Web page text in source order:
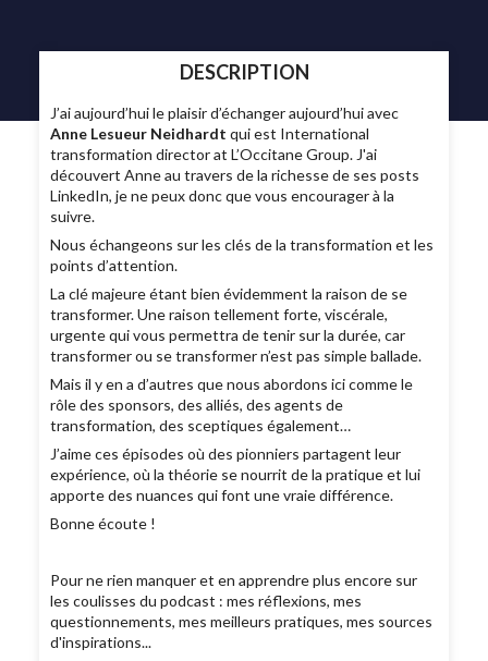
DESCRIPTION
J’ai aujourd’hui le plaisir d’échanger aujourd’hui avec
Anne Lesueur Neidhardtqui est International
transformation director at L’Occitane Group. J'ai
découvert Anne au travers de la richesse de ses posts
LinkedIn, je ne peux donc que vous encourager à la
suivre.
Nous échangeons sur les clés de la transformation et les
points d’attention.
La clé majeure étant bien évidemment la raison de se
transformer. Une raison tellement forte, viscérale,
urgente qui vous permettra de tenir sur la durée, car
transformer ou se transformer n’est pas simple ballade.
Mais il y en a d’autres que nous abordons ici comme le
rôle des sponsors, des alliés, des agents de
transformation, des sceptiques également…
J’aime ces épisodes où des pionniers partagent leur
expérience, où la théorie se nourrit de la pratique et lui
apporte des nuances qui font une vraie différence.
Bonne écoute !
Pour ne rien manquer et en apprendre plus encore sur
les coulisses du podcast : mes réflexions, mes
questionnements, mes meilleurs pratiques, mes sources
d'inspirations...